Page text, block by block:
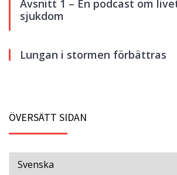
Avsnitt 1 – En podcast om
sjukdom
Lungan i stormen förbättras
ÖVERSÄTT SIDAN